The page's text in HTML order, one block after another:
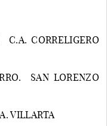
C.A. CORRELIGERO
SAN LORENZO
VILLARTA